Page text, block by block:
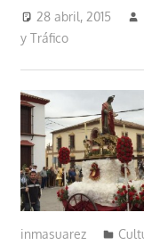
28 abril, 2015
y Tráfico
inmasuarez